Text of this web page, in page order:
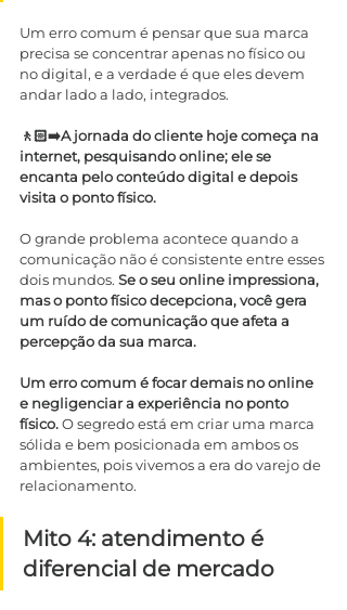
Um erro comum é pensar que sua marca
precisa se concentrar apenas no físico ou
no digital, e a verdade é que eles devem
andar lado a lado, integrados.
🚶🏻‍➡️A jornada do cliente hoje começa na
internet, pesquisando online; ele se
encanta pelo conteúdo digital e depois
visita o ponto físico.
O grande problema acontece quando a
comunicação não é consistente entre esses
dois mundos. Se o seu online impressiona,
mas o ponto físico decepciona, você gera
um ruído de comunicação que afeta a
percepção da sua marca.
Um erro comum é focar demais no online
e negligenciar a experiência no ponto
físico. O segredo está em criar uma marca
sólida e bem posicionada em ambos os
ambientes, pois vivemos a era do varejo de
relacionamento.
Mito 4: atendimento é
diferencial de mercado